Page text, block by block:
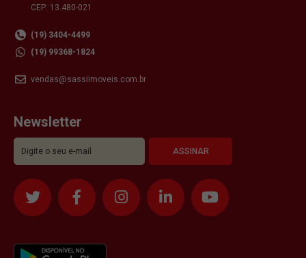
CEP: 13.480-021
(19) 3404-4499
(19) 99368-1824
vendas@sassiimoveis.com.br
Newsletter